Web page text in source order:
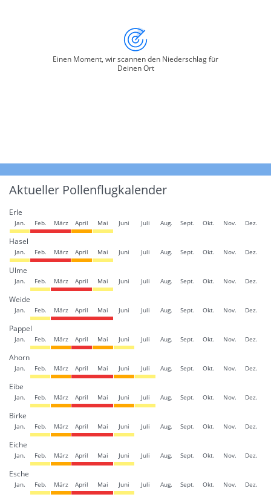
Einen Moment, wir scannen den Niederschlag für
Deinen Ort
Aktueller Pollenflugkalender
Erle
Jan. Feb. März April Mai Juni Juli Aug. Sept. Okt. Nov. Dez.
Hasel
Jan. Feb. März April Mai Juni Juli Aug. Sept. Okt. Nov. Dez.
Ulme
Jan. Feb. März April Mai Juni Juli Aug. Sept. Okt. Nov. Dez.
Weide
Jan. Feb. März April Mai Juni Juli Aug. Sept. Okt. Nov. Dez.
Pappel
Jan. Feb. März April Mai Juni Juli Aug. Sept. Okt. Nov. Dez.
Ahorn
Jan. Feb. März April Mai Juni Juli Aug. Sept. Okt. Nov. Dez.
Eibe
Jan. Feb. März April Mai Juni Juli Aug. Sept. Okt. Nov. Dez.
Birke
Jan. Feb. März April Mai Juni Juli Aug. Sept. Okt. Nov. Dez.
Eiche
Jan. Feb. März April Mai Juni Juli Aug. Sept. Okt. Nov. Dez.
Esche
Jan. Feb. März April Mai Juni Juli Aug. Sept. Okt. Nov. Dez.